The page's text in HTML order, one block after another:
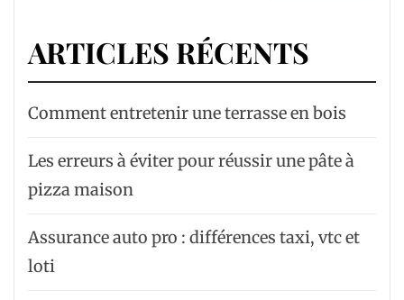
ARTICLES RÉCENTS
Comment entretenir une terrasse en bois
Les erreurs à éviter pour réussir une pâte à
pizza maison
Assurance auto pro : différences taxi, vtc et
loti